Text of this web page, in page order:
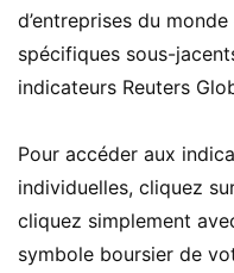
d’entreprises du
spécifiques sous-
indicateurs Reuters
Pour accéder aux
individuelles, cliquez
cliquez simplement
symbole boursier de